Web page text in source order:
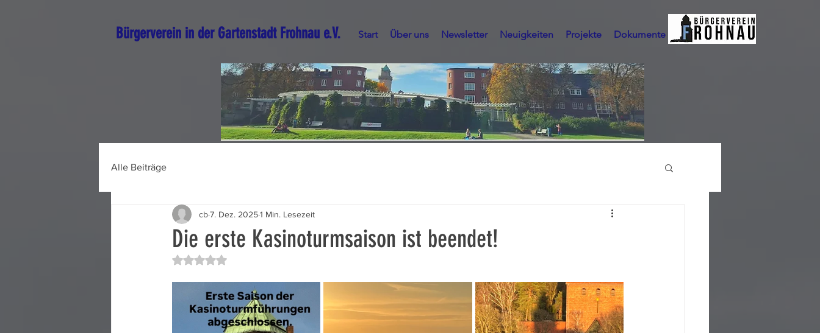
Bürgerverein in der Gartenstadt Frohnau e.V. Start Über uns Newsletter Neuigkeiten Projekte Dokumente Mehr
Alle Beiträge
Die erste Kasinoturmsaison ist beendet!
cb7. Dez. 20251 Min. Lesezeit
Mit NaN von 5 Sternen bewertet.